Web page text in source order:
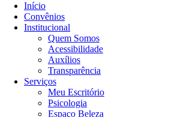
Início
Convênios
Institucional
Quem Somos
Acessibilidade
Auxílios
Transparência
Serviços
Meu Escritório
Psicologia
Espaço Beleza